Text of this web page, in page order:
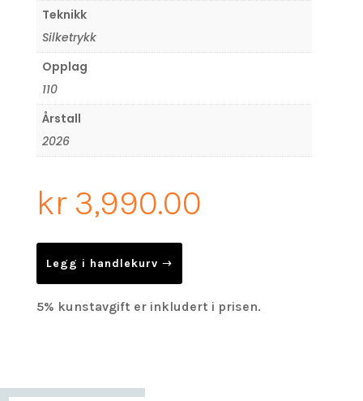
Teknikk
Silketrykk
Opplag
110
Årstall
2026
kr3,990.00
Legg i handlekurv
5% kunstavgift er inkludert i prisen.